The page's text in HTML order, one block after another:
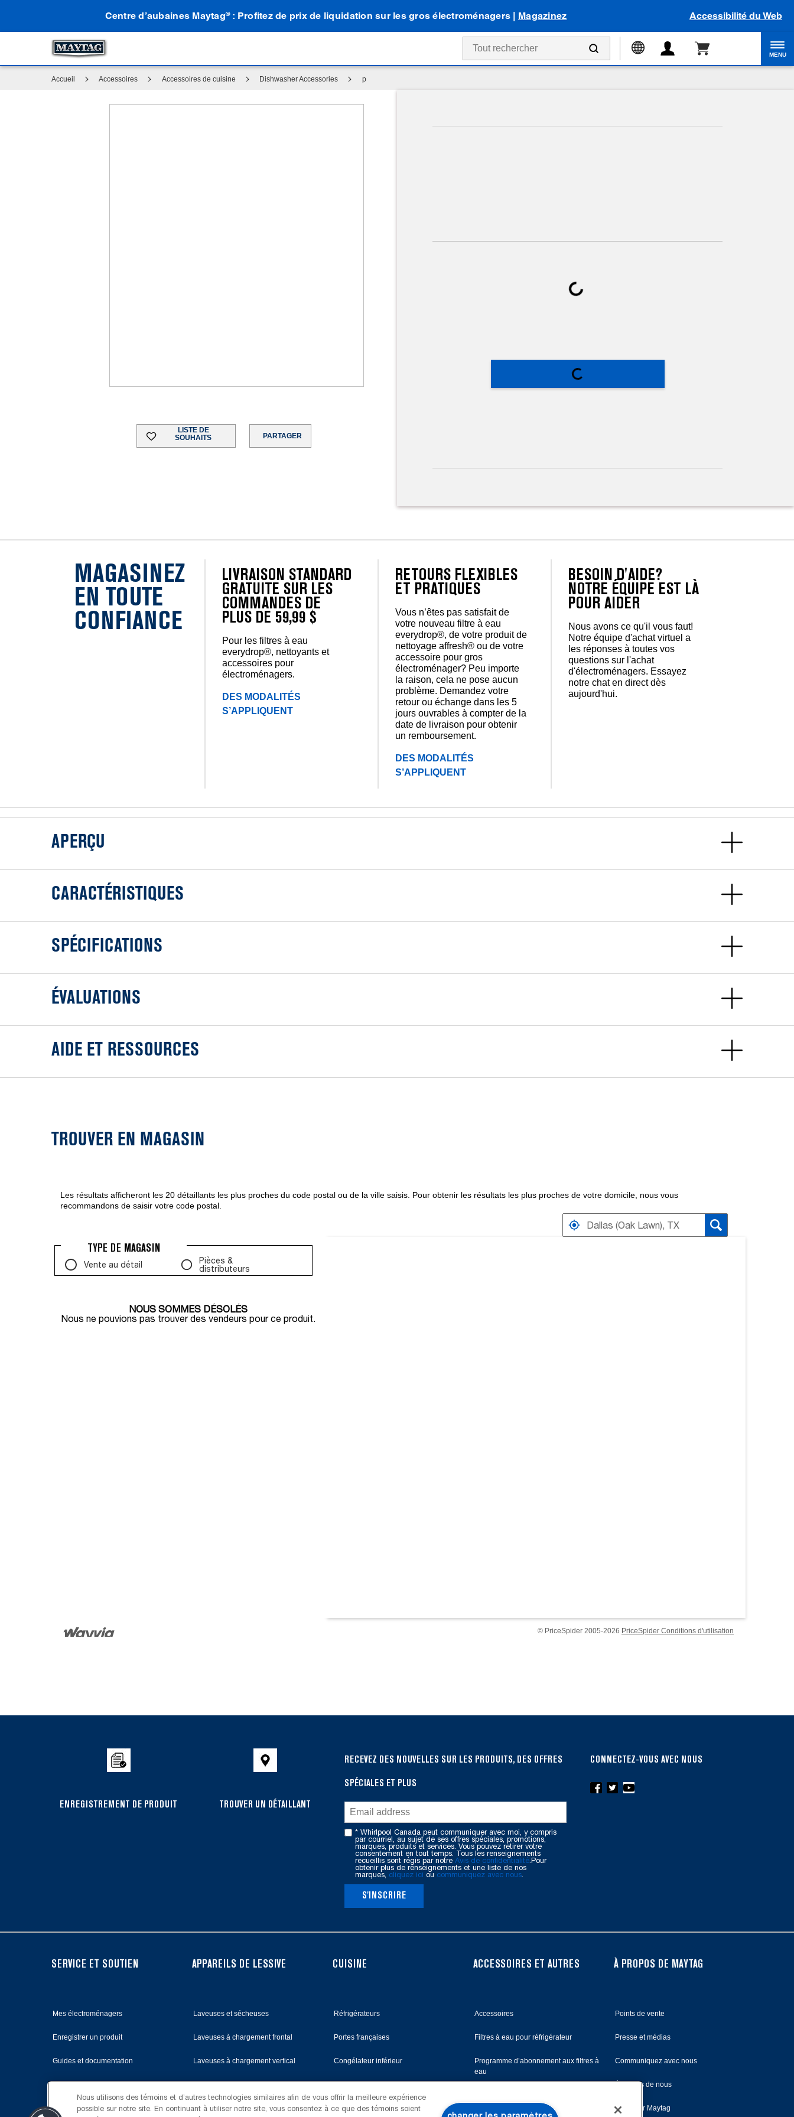
Centre d’aubaines Maytag®: Profitez de prix de liquidation sur les gros électroménagers | Magazinez Accessibilité du Web
MENU
Accueil Accessoires Accessoires de cuisine Dishwasher Accessories p
LISTE DE
SOUHAITS
PARTAGER
MAGASINEZ
EN TOUTE
CONFIANCE
LIVRAISON STANDARD
GRATUITE SUR LES
COMMANDES DE
PLUS DE 59,99 $
Pour les filtres à eau
everydrop®, nettoyants et
accessoires pour
électroménagers.
DES MODALITÉS
S’APPLIQUENT
RETOURS FLEXIBLES
ET PRATIQUES
Vous n’êtes pas satisfait de
votre nouveau filtre à eau
everydrop®, de votre produit de
nettoyage affresh® ou de votre
accessoire pour gros
électroménager? Peu importe
la raison, cela ne pose aucun
problème. Demandez votre
retour ou échange dans les 5
jours ouvrables à compter de la
date de livraison pour obtenir
un remboursement.
DES MODALITÉS
S’APPLIQUENT
BESOIN D'AIDE?
NOTRE ÉQUIPE EST LÀ
POUR AIDER
Nous avons ce qu'il vous faut!
Notre équipe d'achat virtuel a
les réponses à toutes vos
questions sur l'achat
d'électroménagers. Essayez
notre chat en direct dès
aujourd'hui.
APERÇU
CARACTÉRISTIQUES
SPÉCIFICATIONS
ÉVALUATIONS
AIDE ET RESSOURCES
TROUVER EN MAGASIN
Les résultats afficheront les 20 détaillants les plus proches du code postal ou de la ville saisis. Pour obtenir les résultats les plus proches de votre domicile, nous vous
recommandons de saisir votre code postal.
TROUVER PRÈS DE DISTRIBUTEURS
TYPE DE MAGASIN
Vente au détail
Pièces &
distributeurs
NOUS SOMMES DÉSOLÉS
Nous ne pouvions pas trouver des vendeurs pour ce produit.
© PriceSpider 2005-2026 PriceSpider Conditions d'utilisation
added
ENREGISTREMENT DE PRODUIT TROUVER UN DÉTAILLANT
RECEVEZ DES NOUVELLES SUR LES PRODUITS, DES OFFRES
SPÉCIALES ET PLUS
* Whirlpool Canada peut communiquer avec moi, y compris
par courriel, au sujet de ses offres spéciales, promotions,
marques, produits et services. Vous pouvez retirer votre
consentement en tout temps. Tous les renseignements
recueillis sont régis par notre Avis de confidentialité.Pour
obtenir plus de renseignements et une liste de nos
marques, cliquez ici ou communiquez avec nous.
S'INSCRIRE
CONNECTEZ-VOUS AVEC NOUS
FOOTER
SERVICE ET SOUTIEN
Mes électroménagers
Enregistrer un produit
Guides et documentation
Planifier une installation
Planifier une réparation
APPAREILS DE LESSIVE
Laveuses et sécheuses
Laveuses à chargement frontal
Laveuses à chargement vertical
Sécheuses au gaz
Sécheuses électriques
CUISINE
Réfrigérateurs
Portes françaises
Congélateur inférieur
Congélateur supérieur
Cuisinières
ACCESSOIRES ET AUTRES
Accessoires
Filtres à eau pour réfrigérateur
Programme d’abonnement aux filtres à
eau
À PROPOS DE MAYTAG
Points de vente
Presse et médias
Communiquez avec nous
À propos de nous
Monsieur Maytag
Nous utilisons des témoins et d’autres technologies similaires afin de vous offrir la meilleure expérience
possible sur notre site. En continuant à utiliser notre site, vous consentez à ce que des témoins soient